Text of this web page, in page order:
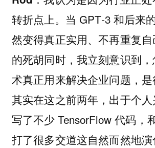
转折点上。当 GPT‑3 和后来
然变得真正实用、不再重复
的死胡同时，我立刻意识到
术真正用来解决企业问题，是
其实在这之前两年，出于个
写了不少 TensorFlow 代码，
打了很多交道这自然而然地